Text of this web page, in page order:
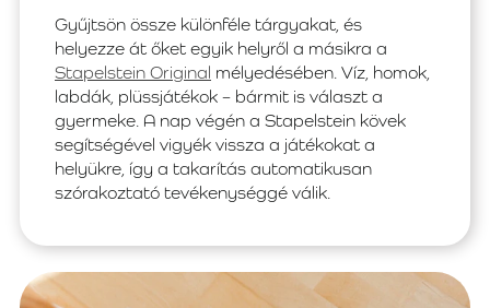
Gyűjtsön össze különféle tárgyakat, és
helyezze át őket egyik helyről a másikra a
Stapelstein Original mélyedésében. Víz, homok,
labdák, plüssjátékok – bármit is választ a
gyermeke. A nap végén a Stapelstein kövek
segítségével vigyék vissza a játékokat a
helyükre, így a takarítás automatikusan
szórakoztató tevékenységgé válik.